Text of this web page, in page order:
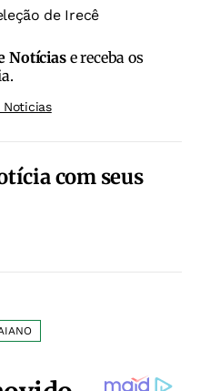
de Irecê
Notíciase receba os
Noticias
com seus